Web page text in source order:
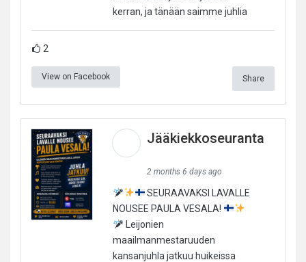
kerran, ja tänään saimme juhlia
2
View on Facebook Share
Jääkiekkoseuranta
2 months 6 days ago
SEURAAVAKSI LAVALLE
NOUSEE PAULA VESALA!
Leijonien
maailmanmestaruuden
kansanjuhla jatkuu huikeissa